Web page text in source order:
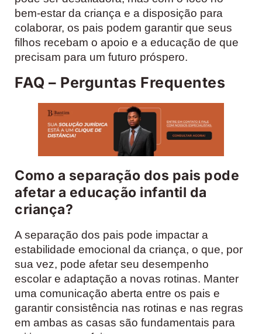
bem-estar da criança e a disposição para
colaborar, os pais podem garantir que seus
filhos recebam o apoio e a educação de que
precisam para um futuro próspero.
FAQ – Perguntas Frequentes
Como a separação dos pais pode
afetar a educação infantil da
criança?
A separação dos pais pode impactar a
estabilidade emocional da criança, o que, por
sua vez, pode afetar seu desempenho
escolar e adaptação a novas rotinas. Manter
uma comunicação aberta entre os pais e
garantir consistência nas rotinas e nas regras
em ambas as casas são fundamentais para